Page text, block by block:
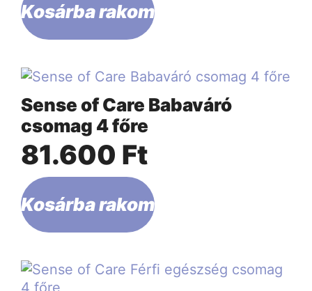
Kosárba rakom
Sense of Care Babaváró
csomag 4 főre
81.600 Ft
Kosárba rakom